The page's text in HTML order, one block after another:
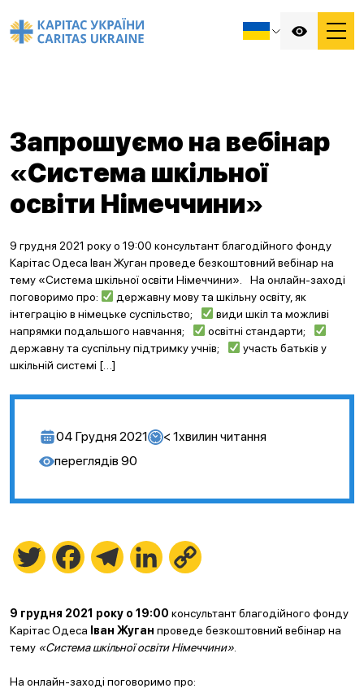
Запрошуємо на вебінар
«Система шкільної
освіти Німеччини»
9 грудня 2021 року о 19:00 консультант благодійного фонду
Карітас Одеса Іван Жуган проведе безкоштовний вебінар на
тему «Система шкільної освіти Німеччини».⠀На онлайн-заході
поговоримо про:
державну мову та шкільну освіту, як
інтеграцію в німецьке суспільство;⠀
види шкіл та можливі
напрямки подальшого навчання;⠀
освітні стандарти;⠀
державну та суспільну підтримку учнів;⠀
участь батьків у
шкільній системі […]
04 Грудня 2021 < 1хвилин читання
переглядів 90
Twitter FacebookTelegramLinkedIn
9 грудня 2021 року о 19:00 консультант благодійного фонду
Карітас Одеса Іван Жуган проведе безкоштовний вебінар на
тему «Система шкільної освіти Німеччини»
На онлайн-заході поговоримо про: